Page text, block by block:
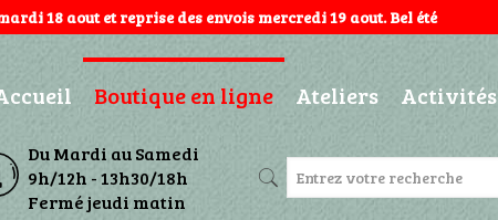
18 aout et reprise des envois mercredi 19 aout. Bel été
Boutique en ligne Ateliers Activités
Du Mardi au Samedi
9h/12h - 13h30/18h
Fermé jeudi matin